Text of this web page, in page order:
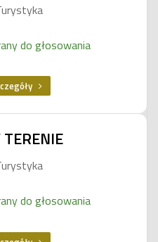
do głosowania
do głosowania